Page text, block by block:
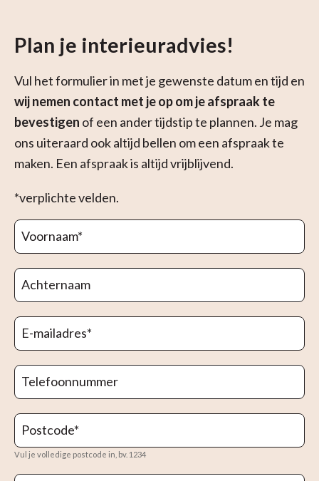
Plan je interieuradvies!
Vul het formulier in met je gewenste datum en tijd en
wij nemen contact met je op om je afspraak te
bevestigen of een ander tijdstip te plannen. Je mag
ons uiteraard ook altijd bellen om een afspraak te
maken. Een afspraak is altijd vrijblijvend.
*verplichte velden.
Voornaam*
Achternaam
E-mailadres*
Telefoonnummer
Postcode*
Vul je volledige postcode in, bv. 1234